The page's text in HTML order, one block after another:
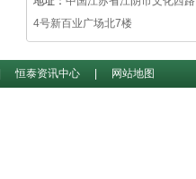
4号新百业广场北7楼
恒泰资讯中心 网站地图